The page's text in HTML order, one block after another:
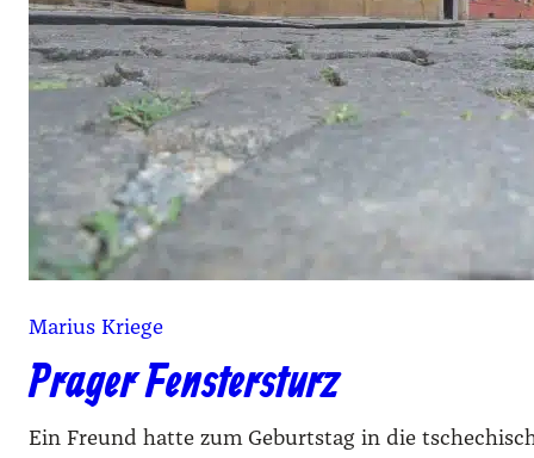
Marius Kriege
Prager Fenstersturz
Ein Freund hatte zum Geburtstag in die